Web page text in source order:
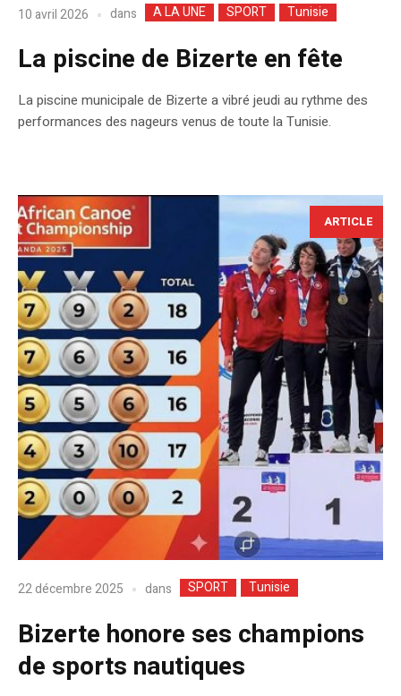
10 avril 2026 dans A LA UNE SPORT Tunisie
La piscine de Bizerte en fête
La piscine municipale de Bizerte a vibré jeudi au rythme des
performances des nageurs venus de toute la Tunisie.
ARTICLE
22 décembre 2025 dans SPORT Tunisie
Bizerte honore ses champions
de sports nautiques